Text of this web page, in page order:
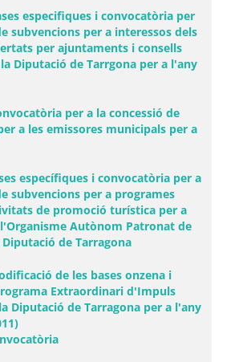
especifiques i convocatòria per
subvencions per a interessos dels
per ajuntaments i consells
Diputació de Tarrgona per a l'any
per a la concessió de
a les emissores municipals per a
específiques i convocatòria per a
subvencions per a programes
de promoció turística per a
Autònom Patronat de
de Tarragona
de les bases onzena i
Extraordinari d'Impuls
Diputació de Tarragona per a l'any
(Obre una finestra nova)